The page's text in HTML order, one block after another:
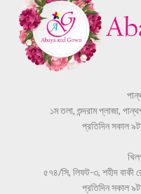
১ম তলা, শুন্দরাম প্লাজা,
প্রতিদিন সকাল
৫৭৪/সি, লিফট-৩, শহীদ বাকী
প্রতিদিন সকাল